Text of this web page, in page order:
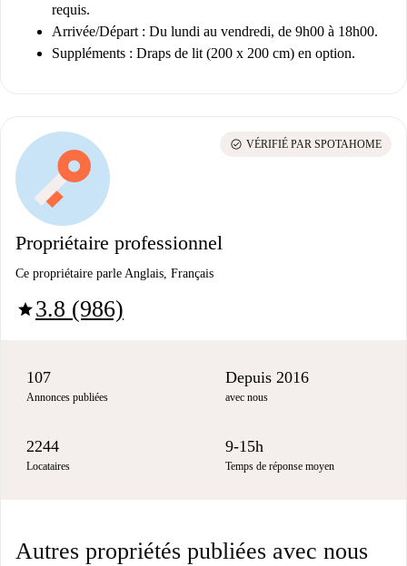
requis.
Arrivée/Départ : Du lundi au vendredi, de 9h00 à 18h00.
Suppléments : Draps de lit (200 x 200 cm) en option.
Propriétaire professionnel
Ce propriétaire parle Anglais, Français
star3.8 (986)
check_circle VÉRIFIÉ PAR SPOTAHOME
107
Annonces publiées
Depuis 2016
avec nous
2244
Locataires
9-15h
Temps de réponse moyen
Autres propriétés publiées avec nous